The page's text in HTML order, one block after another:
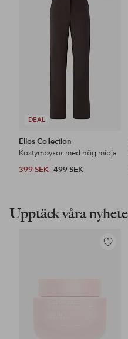
DEAL
Ellos Collection
Kostymbyxor med hög midja
399 SEK 499 SEK
Upptäck våra
Lägg